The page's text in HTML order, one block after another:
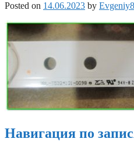
Posted on 14.06.2023 by
Навигация по